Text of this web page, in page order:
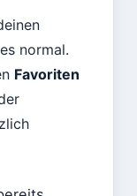
normal.
Favoriten